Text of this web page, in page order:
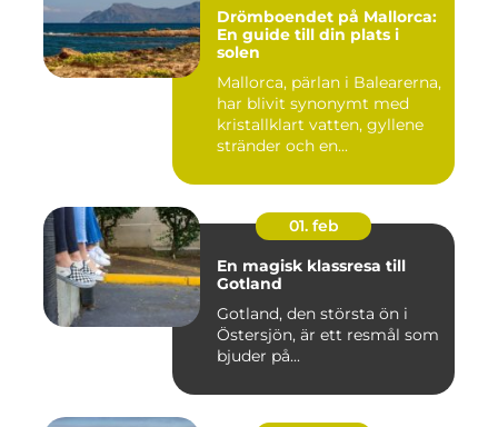
Drömboendet på Mallorca:
En guide till din plats i
solen
Mallorca, pärlan i Balearerna,
har blivit synonymt med
kristallklart vatten, gyllene
stränder och en...
01. feb
En magisk klassresa till
Gotland
Gotland, den största ön i
Östersjön, är ett resmål som
bjuder på...